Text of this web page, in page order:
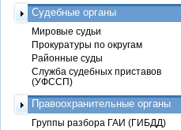
Судебные органы
Мировые судьи
Прокуратуры по округам
Районные суды
Служба судебных приставов
(УФССП)
Правоохранительные органы
Группы разбора ГАИ (ГИБДД)